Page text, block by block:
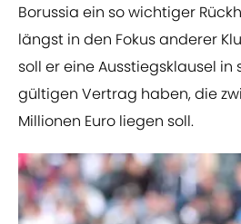
Borussia ein so wichtiger
längst in den Fokus anderer
soll er eine Ausstiegsklausel in
gültigen Vertrag haben, die
Millionen Euro liegen soll.